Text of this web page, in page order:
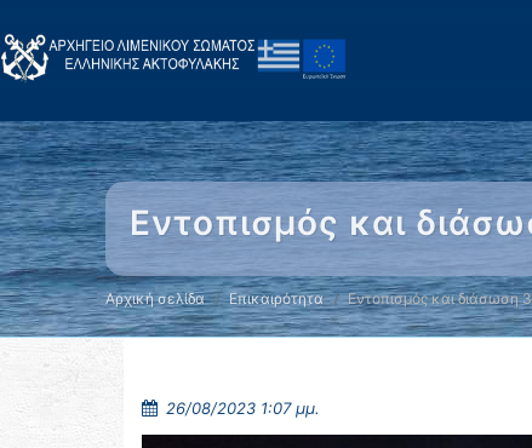
Εντοπισμός και
Αρχική σελίδα Επικαιρότητα Εντοπισμός και διάσωση
26/08/2023 1:07 μμ.